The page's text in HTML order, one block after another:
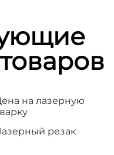
на лазерную
резак